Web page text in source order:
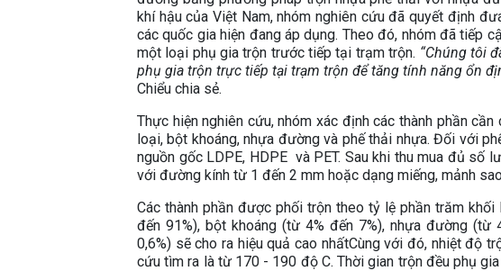
khí hậu của Việt Nam, nhóm nghiên cứu đã quyết định
các quốc gia hiện đang áp dụng. Theo đó, nhóm đã tiếp
một loại phụ gia trộn trước tiếp tại trạm trộn. “Chúng tôi
phụ gia trộn trực tiếp tại trạm trộn để tăng tính năng ổn
Chiểu chia sẻ.
Thực hiện nghiên cứu, nhóm xác định các thành phần
loại, bột khoáng, nhựa đường và phế thải nhựa. Đối với
nguồn gốc LDPE, HDPE và PET. Sau khi thu mua đủ số
với đường kính từ 1 đến 2 mm hoặc dạng miếng, mảnh
Các thành phần được phối trộn theo tỷ lệ phần trăm
đến 91%), bột khoáng (từ 4% đến 7%), nhựa đường (từ
0,6%) sẽ cho ra hiệu quả cao nhấtCùng với đó, nhiệt độ
cứu tìm ra là từ 170 - 190 độ C. Thời gian trộn đều phụ